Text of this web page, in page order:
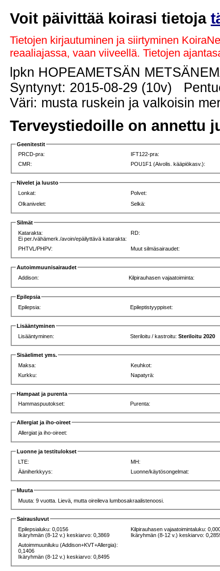
Voit päivittää koirasi tietoja
Tietojen kirjautuminen ja siirtyminen
reaaliajassa, vaan viiveellä. Tietojen
lpkn HOPEAMETSÄN
Syntynyt: 2015-08-29 (10v)
Väri: musta ruskein ja valkoisin
Terveystiedoille on annettu
Geenitestit
PRCD-pra:
IFT122-pra:
CMR:
POU1F1 (Aivolis. kääpiökasv.):
Nivelet ja luusto
Lonkat:
Polvet:
Olkanivelet:
Selkä:
Silmät
Katarakta:
Ei per./vähämerk./avoin/epäilyttävä katarakta:
RD:
PHTVL/PHPV: Muut silmäsairaudet:
Autoimmuunisairaudet
Addison:
Kilpirauhasen vajaatoiminta:
Epilepsia
Epilepsia:
Epileptistyyppiset:
Lisääntyminen
Lisääntyminen:
Steriloitu / kastroitu:Steriloitu 2020
Sisäelimet yms.
Maksa:
Keuhkot:
Kurkku:
Napatyrä:
Hampaat ja purenta
Hammaspuutokset:
Purenta:
Allergiat ja iho-oireet
Allergiat ja iho-oireet:
Luonne ja testitulokset
LTE:
MH:
Ääniherkkyys:
Luonne/käytösongelmat:
Muuta
Muuta: 9 vuotta. Lievä, mutta oireileva lumbosakraalistenoosi.
Sairausluvut
Epilepsialuku: 0,0156
Ikäryhmän (8-12 v.) keskiarvo: 0,3869
Kilpirauhasen vajaatoimintaluku:
Ikäryhmän (8-12 v.) keskiarvo:
Autoimmuuniluku (Addison+KVT+Allergia):
0,1406
Ikäryhmän (8-12 v.) keskiarvo: 0,8495